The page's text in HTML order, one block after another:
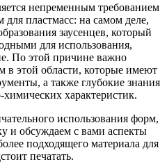
непременным требованием
пластмасс: на самом деле,
заусенцев, который
для использования,
По этой причине важно
в этой области, которые имеют
а также глубокие знания
характеристик.
использования форм,
и обсуждаем с вами аспекты
подходящего материала для
печатать.